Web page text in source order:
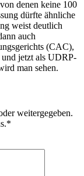
denen keine 100
dürfte ähnliche
weist deutlich
auch
(CAC),
und jetzt als UDRP-
man sehen.
weitergegeben.
*